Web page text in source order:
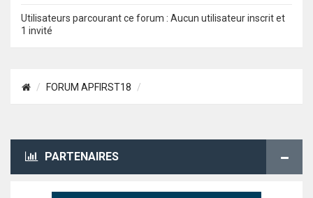
Utilisateurs parcourant ce forum : Aucun utilisateur inscrit et
1 invité
FORUM APFIRST18
PARTENAIRES